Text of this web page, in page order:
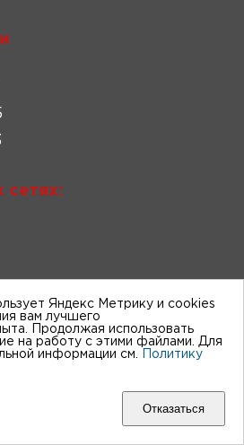
сетях:
Яндекс Метрику и cookies
вам лучшего
Продолжая использовать
на работу с этими файлами. Для
информации см.
Политику
Отказаться